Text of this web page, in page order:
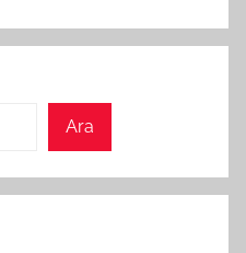
Ara